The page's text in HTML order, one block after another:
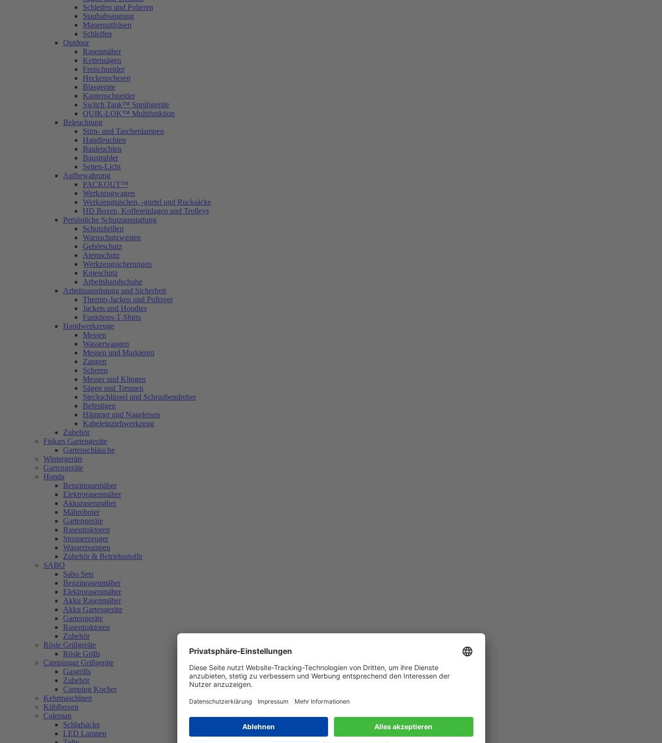
Schleifen und Polieren
Staubabsaugung
Mauernutfräsen
Schleifen
Outdoor
Rasenmäher
Kettensägen
Freischneider
Heckenscheren
Blasgeräte
Kantenschneider
Switch Tank™ Sprühgeräte
QUIK-LOK™ Multifunktion
Beleuchtung
Stirn- und Taschenlampen
Handleuchten
Bauleuchten
Baustrahler
Seiten-Licht
Aufbewahrung
PACKOUT™
Werkzeugwagen
Werkzeugtaschen, -gürtel und Rucksäcke
HD Boxen, Koffereinlagen und Trolleys
Persönliche Schutzausstattung
Schutzbrillen
Warnschutzwesten
Gehörschutz
Atemschutz
Werkzeugsicherungen
Knieschutz
Arbeitshandschuhe
Arbeitsausrüstung und Sicherheit
Thermo-Jacken und Pullover
Jackets und Hoodies
Funktions-T-Shirts
Handwerkzeuge
Messen
Wasserwaagen
Messen und Markieren
Zangen
Scheren
Messer und Klingen
Sägen und Trennen
Steckschlüssel und Schraubendreher
Befestigen
Hämmer und Nageleisen
Kabeleinziehwerkzeug
Zubehör
Fiskars Gartengeräte
Gartenschläuche
Wintergeräte
Gartengeräte
Honda
Benzinrasemäher
Elektrorasenmäher
Akkurasenmäher
Mähroboter
Gartengeräte
Rasentraktoren
Stromerzeuger
Wasserpumpen
Zubehör & Betriebsstoffe
SABO
Sabo Sets
Benzinrasenmäher
Elektrorasenmäher
Akku Rasenmäher
Akku Gartengeräte
Gartengeräte
Rasentraktoren
Zubehör
Rösle Grillgeräte
Rösle Grills
Campingaz Grillgeräte
Gasgrills
Zubehör
Camping Kocher
Kehrmaschinen
Kühlboxen
Coleman
Schlafsäcke
LED Lampen